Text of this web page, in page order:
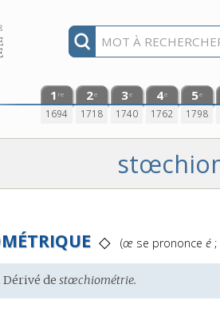
1 re
1694
2e
1718
3e
1740
4e
1762
5e
1798
◇
Prononciation
(œ se prononceé ;
Dérivé destœchiométrie.